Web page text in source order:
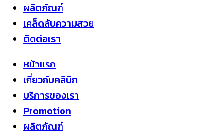
ผลิตภัณฑ์
เคล็ดลับความสวย
ติดต่อเรา
หน้าแรก
เกี่ยวกับคลินิก
บริการของเรา
Promotion
ผลิตภัณฑ์